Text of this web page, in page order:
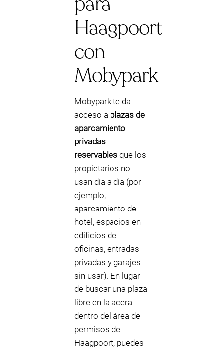
Haagpoort
con
Mobypark
Mobypark te da
acceso a plazas de
aparcamiento
privadas
reservables que los
propietarios no
usan día a día (por
ejemplo,
aparcamiento de
hotel, espacios en
edificios de
oficinas, entradas
privadas y garajes
sin usar). En lugar
de buscar una plaza
libre en la acera
dentro del área de
permisos de
Haagpoort, puedes